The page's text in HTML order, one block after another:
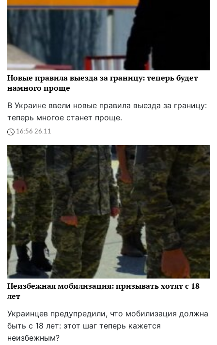
Новые правила выезда за границу: теперь будет
намного проще
В Украине ввели новые правила выезда за границу:
теперь многое станет проще.
16:56 26.11
Неизбежная мобилизация: призывать хотят с 18
лет
Украинцев предупредили, что мобилизация должна
быть с 18 лет: этот шаг теперь кажется
неизбежным?